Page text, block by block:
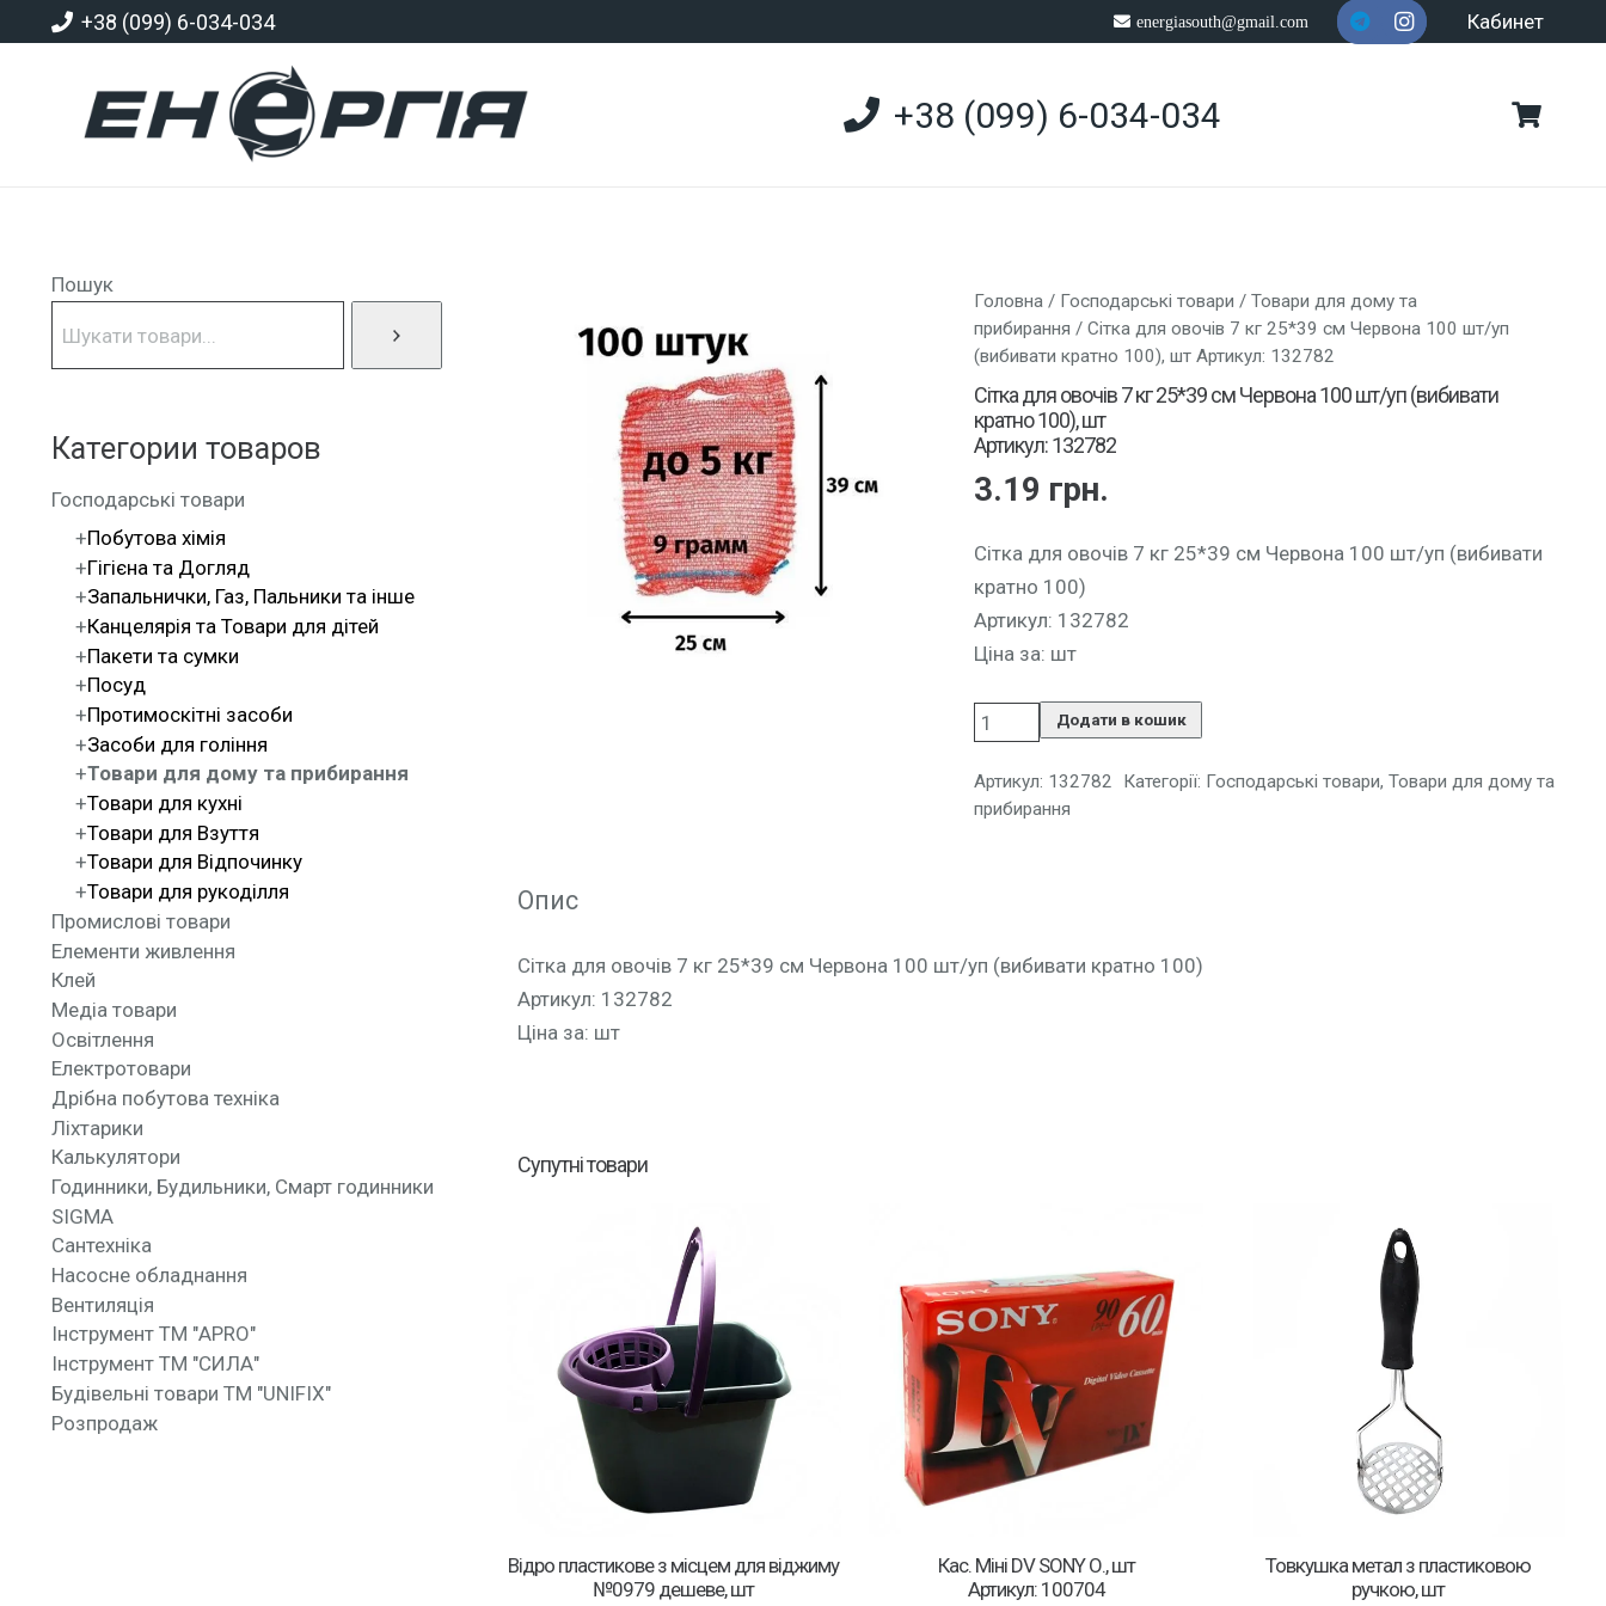
+38 (099) 6-034-034 energiasouth@gmail.com Кабинет
+38 (099) 6-034-034
Головна / Господарські товари / Товари для дому та
прибирання / Сітка для овочів 7 кг 25*39 см Червона 100 шт/уп
(вибивати кратно 100), шт Артикул: 132782
Сітка для овочів 7 кг 25*39 см Червона 100 шт/уп (вибивати
кратно 100), шт
Артикул: 132782
3.19 грн.
Сітка для овочів 7 кг 25*39 см Червона 100 шт/уп (вибивати
кратно 100)
Артикул: 132782
Ціна за: шт
Додати в кошик
Артикул: 132782 Категорії: Господарські товари,Товари для дому та
прибирання
Опис
Сітка для овочів 7 кг 25*39 см Червона 100 шт/уп (вибивати кратно 100)
Артикул: 132782
Ціна за: шт
Супутні товари
Відро пластикове з місцем для віджиму
№0979 дешеве, шт
Кас. Міні DV SONY О., шт
Артикул: 100704
Товкушка метал з пластиковою
ручкою, шт
Пошук
Категории товаров
Господарські товари
Побутова хімія
Гігієна та Догляд
Запальнички, Газ, Пальники та інше
Канцелярія та Товари для дітей
Пакети та сумки
Посуд
Протимоскітні засоби
Засоби для гоління
Товари для дому та прибирання
Товари для кухні
Товари для Взуття
Товари для Відпочинку
Товари для рукоділля
Промислові товари
Елементи живлення
Клей
Медіа товари
Освітлення
Електротовари
Дрібна побутова техніка
Ліхтарики
Калькулятори
Годинники, Будильники, Смарт годинники
SIGMA
Сантехніка
Насосне обладнання
Вентиляція
Інструмент ТМ "APRO"
Інструмент ТМ "СИЛА"
Будівельні товари ТМ "UNIFIX"
Розпродаж